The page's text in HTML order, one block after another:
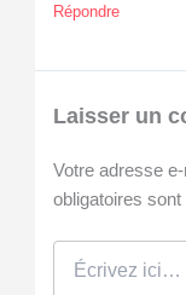
Répondre
Laisser un
Votre adresse
obligatoires
ici…